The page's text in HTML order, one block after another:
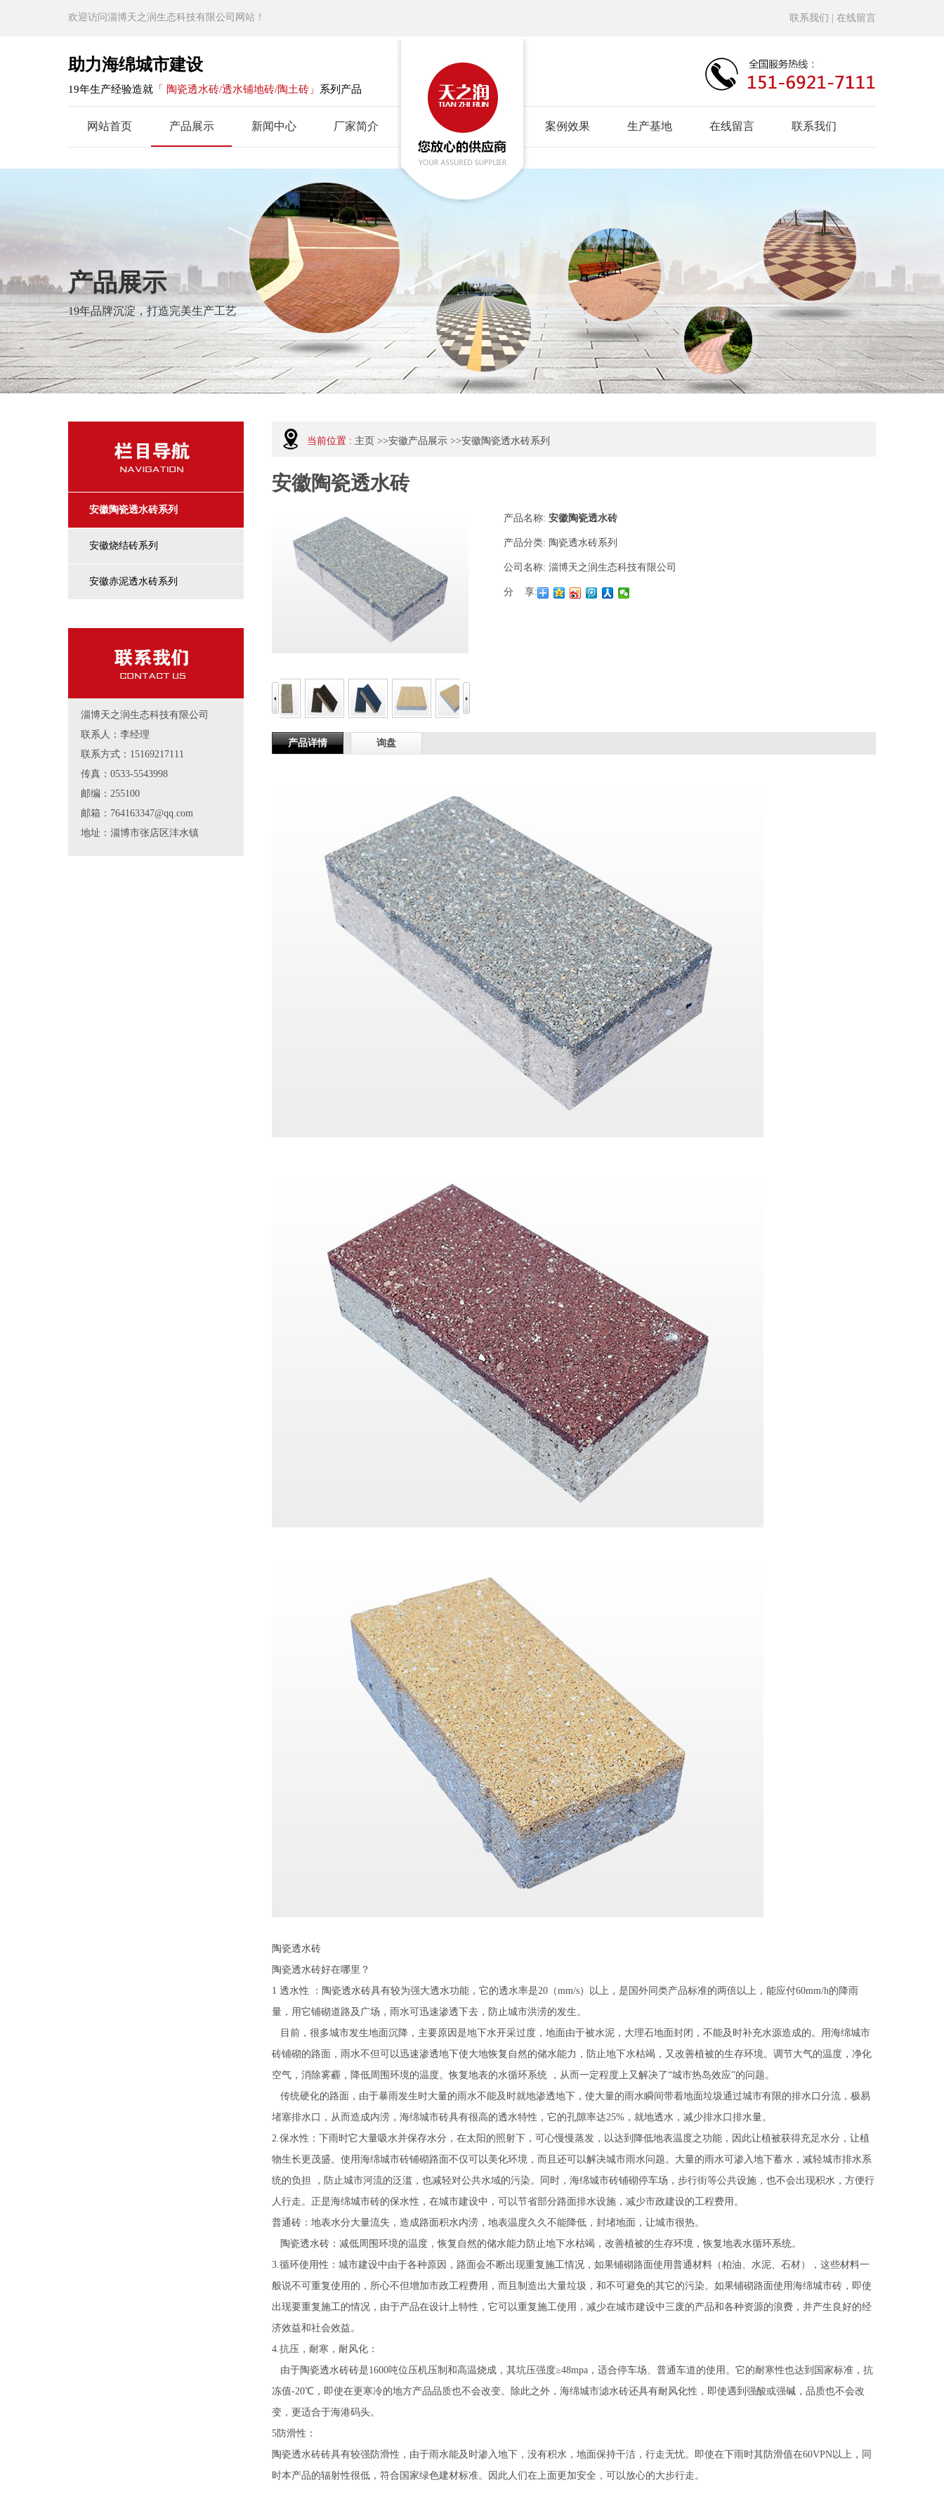
欢迎访问淄博天之润生态科技有限公司网站！ | 在线留言
联系我们
助力海绵城市建设
19年生产经验造就 「 陶瓷透水砖/透水铺地砖/陶土砖」 系列产品
网站首页 产品展示 新闻中心 厂家简介 案例效果 生产基地 在线留言 联系我们
产品展示
19年品牌沉淀，打造完美生产工艺
当前位置 : 主页 >>安徽产品展示 >>安徽陶瓷透水砖系列
安徽陶瓷透水砖
产品名称: 安徽陶瓷透水砖
产品分类: 陶瓷透水砖系列
公司名称: 淄博天之润生态科技有限公司
分 享:
产品详情 询盘
陶瓷透水砖
陶瓷透水砖好在哪里？
1 透水性 ：陶瓷透水砖具有较为强大透水功能，它的透水率是20（mm/s）以上，是国外同类产品标准的两倍以上，能应付60mm/h的降雨
量，用它铺砌道路及广场，雨水可迅速渗透下去，防止城市洪涝的发生。
目前，很多城市发生地面沉降，主要原因是地下水开采过度，地面由于被水泥，大理石地面封闭，不能及时补充水源造成的。用海绵城市
砖铺砌的路面，雨水不但可以迅速渗透地下使大地恢复自然的储水能力，防止地下水枯竭，又改善植被的生存环境。调节大气的温度，净化
空气，消除雾霾，降低周围环境的温度。恢复地表的水循环系统 ，从而一定程度上又解决了“城市热岛效应”的问题。
传统硬化的路面，由于暴雨发生时大量的雨水不能及时就地渗透地下，使大量的雨水瞬间带着地面垃圾通过城市有限的排水口分流，极易
堵塞排水口，从而造成内涝，海绵城市砖具有很高的透水特性，它的孔隙率达25%，就地透水，减少排水口排水量。
2.保水性：下雨时它大量吸水并保存水分，在太阳的照射下，可心慢慢蒸发，以达到降低地表温度之功能，因此让植被获得充足水分，让植
物生长更茂盛。使用海绵城市砖铺砌路面不仅可以美化环境，而且还可以解决城市雨水问题。大量的雨水可渗入地下蓄水，减轻城市排水系
统的负担 ，防止城市河流的泛滥，也减轻对公共水域的污染。同时，海绵城市砖铺砌停车场，步行街等公共设施，也不会出现积水，方便行
人行走。正是海绵城市砖的保水性，在城市建设中，可以节省部分路面排水设施，减少市政建设的工程费用。
普通砖：地表水分大量流失，造成路面积水内涝，地表温度久久不能降低，封堵地面，让城市很热。
陶瓷透水砖：减低周围环境的温度，恢复自然的储水能力防止地下水枯竭，改善植被的生存环境，恢复地表水循环系统。
3.循环使用性：城市建设中由于各种原因，路面会不断出现重复施工情况，如果铺砌路面使用普通材料（柏油、水泥、石材），这些材料一
般说不可重复使用的，所心不但增加市政工程费用，而且制造出大量垃圾，和不可避免的其它的污染。如果铺砌路面使用海绵城市砖，即使
出现要重复施工的情况，由于产品在设计上特性，它可以重复施工使用，减少在城市建设中三废的产品和各种资源的浪费，并产生良好的经
济效益和社会效益。
4.抗压，耐寒，耐风化：
由于陶瓷透水砖砖是1600吨位压机压制和高温烧成，其坑压强度≥48mpa，适合停车场、普通车道的使用。它的耐寒性也达到国家标准，抗
冻值-20℃，即使在更寒冷的地方产品品质也不会改变。除此之外，海绵城市滤水砖还具有耐风化性，即使遇到强酸或强碱，品质也不会改
变，更适合于海港码头。
5防滑性：
陶瓷透水砖砖具有较强防滑性，由于雨水能及时渗入地下，没有积水，地面保持干洁，行走无忧。即使在下雨时其防滑值在60VPN以上，同
时本产品的辐射性很低，符合国家绿色建材标准。因此人们在上面更加安全，可以放心的大步行走。
安徽陶瓷透水砖系列
安徽烧结砖系列
安徽赤泥透水砖系列
淄博天之润生态科技有限公司
联系人：李经理
联系方式：15169217111
传真：0533-5543998
邮编：255100
邮箱：764163347@qq.com
地址：淄博市张店区沣水镇